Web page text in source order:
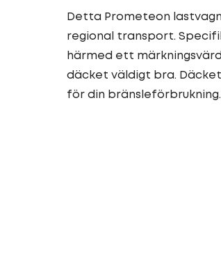
Detta Prometeon
regional transport.
härmed ett
däcket väldigt bra. Däcket
för din bränsleförbrukning.